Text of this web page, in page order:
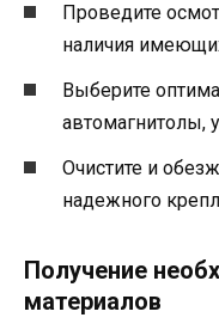
Проведите
наличия
Выберите
автомагнитолы,
Очистите и
надежного
Получение
материалов